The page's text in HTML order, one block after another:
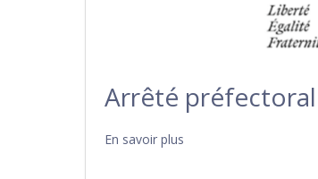
Arrêté
En savoir plus